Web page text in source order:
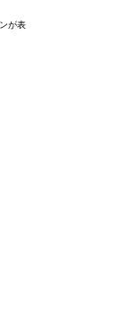
が表